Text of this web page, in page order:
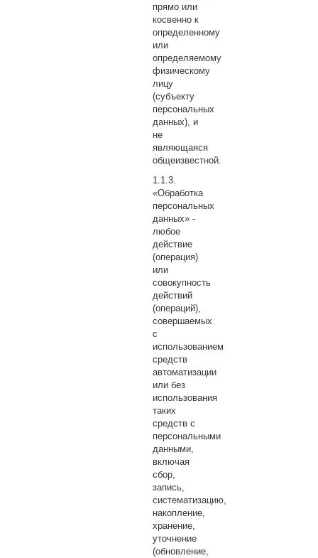
прямо или
косвенно к
определенному
или
определяемому
физическому
лицу
(субъекту
персональных
данных), и
не
являющаяся
общеизвестной.
«Обработка
персональных
данных» -
любое
действие
(операция)
или
совокупность
действий
(операций),
совершаемых
с
использованием
средств
автоматизации
или без
использования
таких
средств с
персональными
данными,
включая
сбор,
запись,
систематизацию,
накопление,
хранение,
уточнение
(обновление,